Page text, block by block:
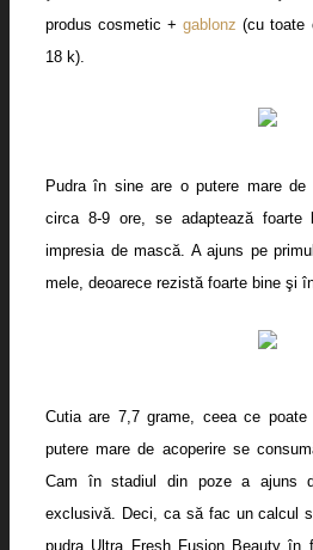
produs cosmetic +gablonz(cu toate
18 k).
Pudra în sine are o putere mare de
circa 8-9 ore, se adaptează
impresia de mască. A ajuns pe
mele, deoarece rezistă foarte bine şi
Cutia are 7,7 grame, ceea ce
putere mare de acoperire se
Cam în stadiul din poze a ajuns
exclusivă. Deci, ca să fac un calcul
pudra Ultra Fresh Fusion Beauty